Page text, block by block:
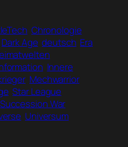
Chronologie
Dark Age deutsch Era
Innere
Mechwarrior
Star League
Succession War
Universum